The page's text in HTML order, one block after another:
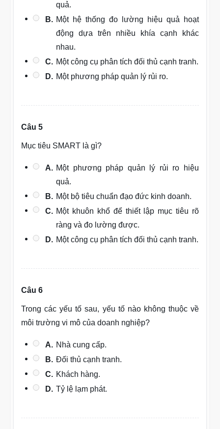
quả.
B. Một hệ thống đo lường hiệu quả hoạt
động dựa trên nhiều khía cạnh khác
nhau.
C. Một công cụ phân tích đối thủ cạnh tranh.
D. Một phương pháp quản lý rủi ro.
Câu 5
Mục tiêu SMART là gì?
A. Một phương pháp quản lý rủi ro hiệu
quả.
B. Một bộ tiêu chuẩn đạo đức kinh doanh.
C. Một khuôn khổ để thiết lập mục tiêu rõ
ràng và đo lường được.
D. Một công cụ phân tích đối thủ cạnh tranh.
Câu 6
Trong các yếu tố sau, yếu tố nào không thuộc về
môi trường vi mô của doanh nghiệp?
A. Nhà cung cấp.
B. Đối thủ cạnh tranh.
C. Khách hàng.
D. Tỷ lệ lạm phát.